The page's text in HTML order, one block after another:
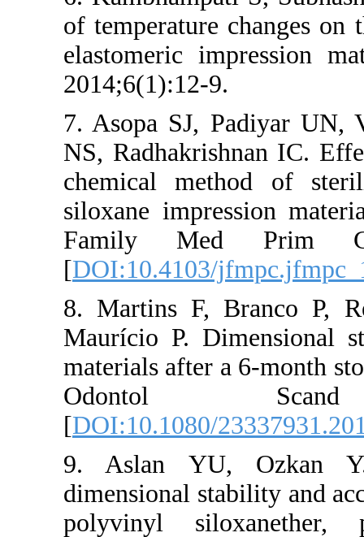
of
elastomeric
2014;6(1):12-9.
7. Asopa SJ,
NS,
chemical
siloxane
Family
[DOI:10.4103/
8. Martins F,
Maurício P.
materials after
Odontol
[DOI:10.1080/
9. Aslan
dimensional
polyvinyl